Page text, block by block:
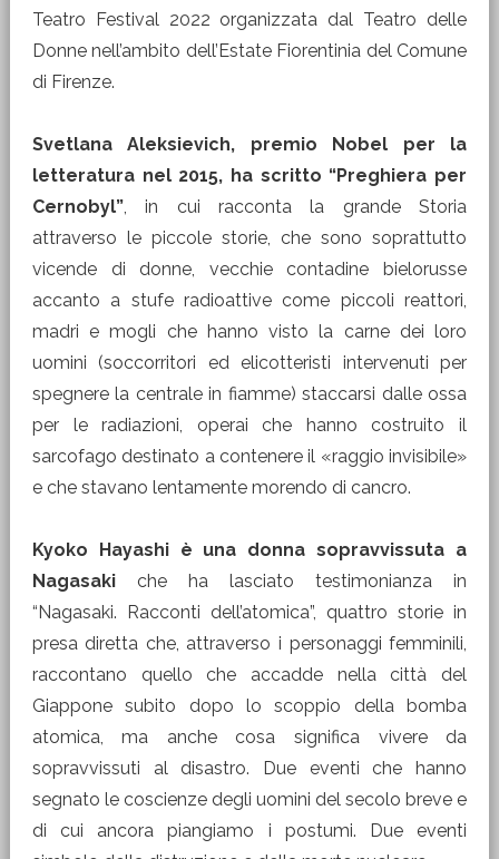
Teatro Festival 2022 organizzata dal Teatro delle
Donne nell’ambito dell’Estate Fiorentinia del Comune
di Firenze.
Svetlana Aleksievich, premio Nobel per la
letteratura nel 2015, ha scritto “Preghiera per
Cernobyl”, in cui racconta la grande Storia
attraverso le piccole storie, che sono soprattutto
vicende di donne, vecchie contadine bielorusse
accanto a stufe radioattive come piccoli reattori,
madri e mogli che hanno visto la carne dei loro
uomini (soccorritori ed elicotteristi intervenuti per
spegnere la centrale in fiamme) staccarsi dalle ossa
per le radiazioni, operai che hanno costruito il
sarcofago destinato a contenere il «raggio invisibile»
e che stavano lentamente morendo di cancro.
Kyoko Hayashi è una donna sopravvissuta a
Nagasaki che ha lasciato testimonianza in
“Nagasaki. Racconti dell’atomica”, quattro storie in
presa diretta che, attraverso i personaggi femminili,
raccontano quello che accadde nella città del
Giappone subito dopo lo scoppio della bomba
atomica, ma anche cosa significa vivere da
sopravvissuti al disastro. Due eventi che hanno
segnato le coscienze degli uomini del secolo breve e
di cui ancora piangiamo i postumi. Due eventi